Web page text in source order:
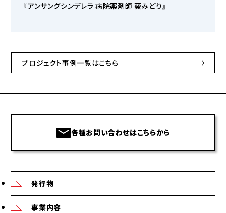
『アンサングシンデレラ 病院薬剤師 葵みどり』
プロジェクト事例一覧はこちら
各種お問い合わせはこちらから
発行物
事業内容